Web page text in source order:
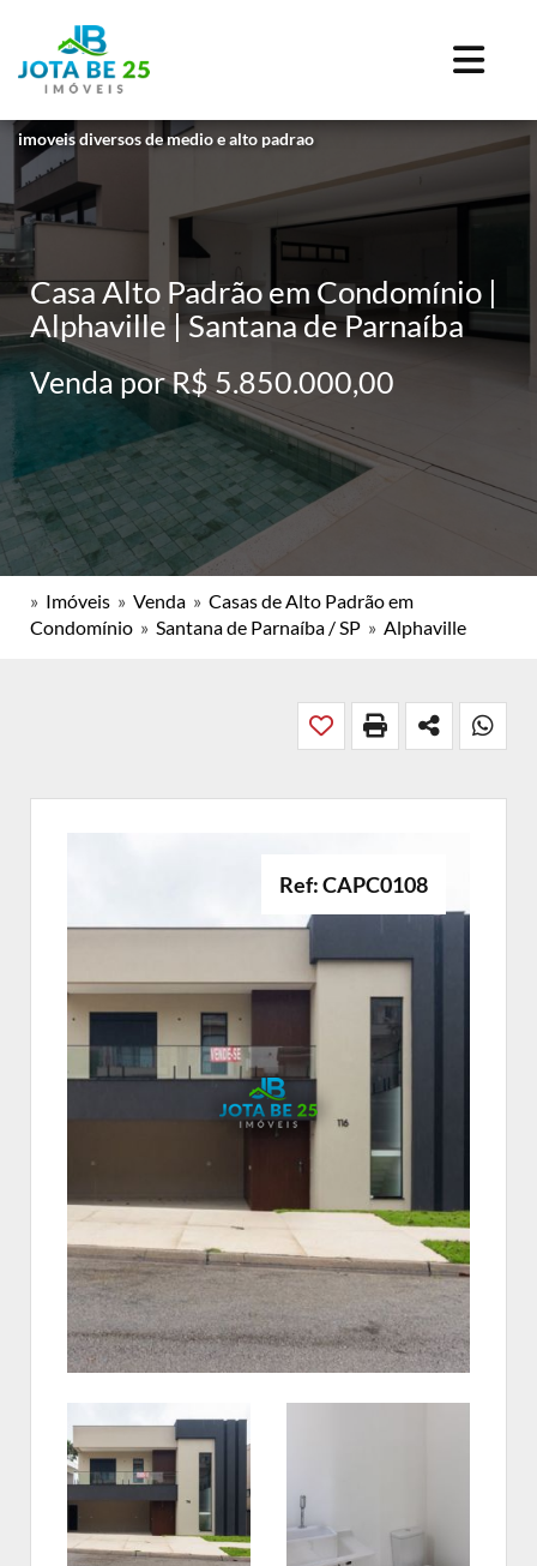
imoveis diversos de medio e alto padrao
Casa Alto Padrão em Condomínio |
Alphaville | Santana de Parnaíba
Venda por R$ 5.850.000,00
» Imóveis » Venda » Casas de Alto Padrão em
Condomínio » Santana de Parnaíba / SP » Alphaville
Ref: CAPC0108